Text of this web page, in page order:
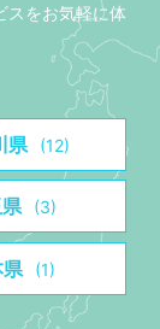
スをお気軽に体
県 (12)
(3)
県 (1)